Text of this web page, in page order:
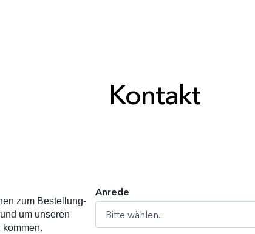
Kontakt
zum Bestellung-
um unseren
kommen.
Anrede